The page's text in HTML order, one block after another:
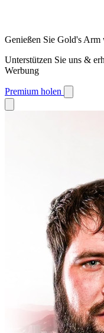
Genießen Sie Gold's
Unterstützen Sie uns &
Werbung
Premium holen